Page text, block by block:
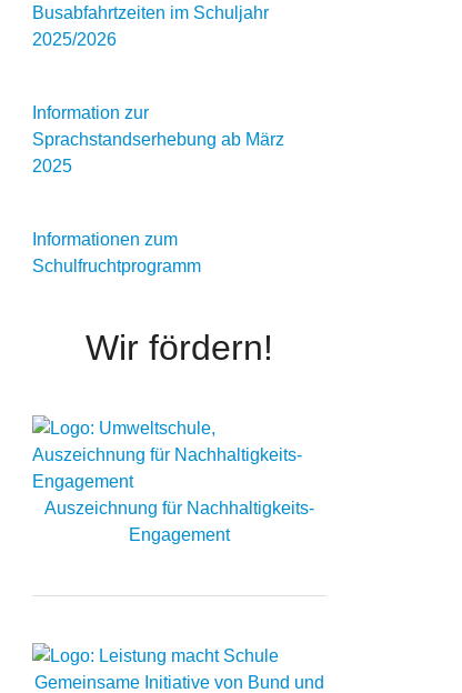
Busabfahrtzeiten im Schuljahr
2025/2026
Information zur
Sprachstandserhebung ab März
2025
Informationen zum
Schulfruchtprogramm
Wir fördern!
Auszeichnung für Nachhaltigkeits-
Engagement
Gemeinsame Initiative von Bund und